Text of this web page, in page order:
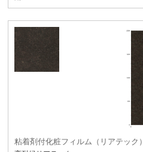
粘着剤付化粧フィルム（リアテック）